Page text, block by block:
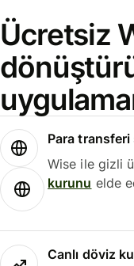
Ücretsiz
Para transferi
Wise ile gizli
kurunu elde
Canlı döviz